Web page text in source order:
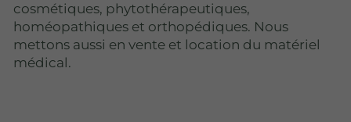
cosmétiques, phytothérapeutiques,
homéopathiques et orthopédiques. Nous
mettons aussi en vente et location du matériel
médical.